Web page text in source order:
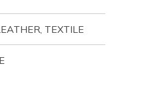
TEXTILE